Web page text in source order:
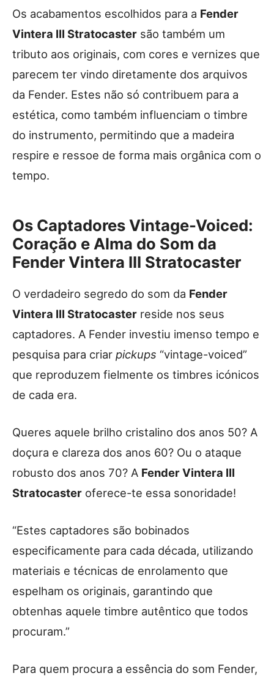
Os acabamentos escolhidos para a Fender
Vintera III Stratocaster são também um
tributo aos originais, com cores e vernizes que
parecem ter vindo diretamente dos arquivos
da Fender. Estes não só contribuem para a
estética, como também influenciam o timbre
do instrumento, permitindo que a madeira
respire e ressoe de forma mais orgânica com o
tempo.
Os Captadores Vintage-Voiced:
Coração e Alma do Som da
Fender Vintera III Stratocaster
O verdadeiro segredo do som da Fender
Vintera III Stratocaster reside nos seus
captadores. A Fender investiu imenso tempo e
pesquisa para criar pickups “vintage-voiced”
que reproduzem fielmente os timbres icónicos
de cada era.
Queres aquele brilho cristalino dos anos 50? A
doçura e clareza dos anos 60? Ou o ataque
robusto dos anos 70? A Fender Vintera III
Stratocaster oferece-te essa sonoridade!
“Estes captadores são bobinados
especificamente para cada década, utilizando
materiais e técnicas de enrolamento que
espelham os originais, garantindo que
obtenhas aquele timbre autêntico que todos
procuram.”
Para quem procura a essência do som Fender,